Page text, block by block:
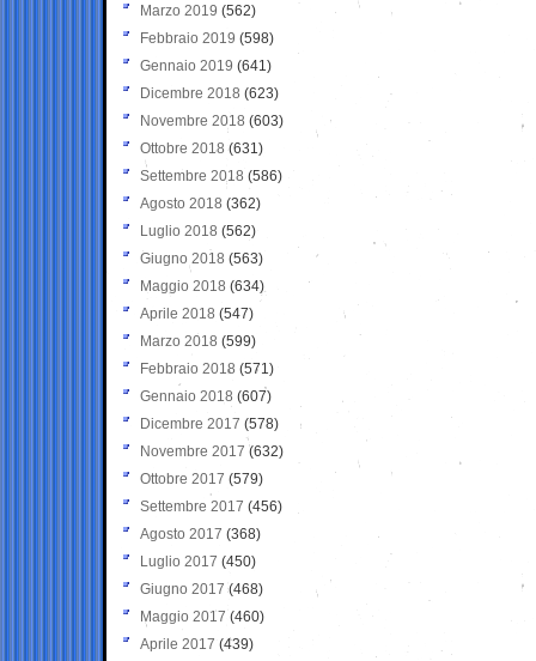
Marzo 2019 (562)
Febbraio 2019 (598)
Gennaio 2019 (641)
Dicembre 2018 (623)
Novembre 2018 (603)
Ottobre 2018 (631)
Settembre 2018 (586)
Agosto 2018 (362)
Luglio 2018 (562)
Giugno 2018 (563)
Maggio 2018 (634)
Aprile 2018 (547)
Marzo 2018 (599)
Febbraio 2018 (571)
Gennaio 2018 (607)
Dicembre 2017 (578)
Novembre 2017 (632)
Ottobre 2017 (579)
Settembre 2017 (456)
Agosto 2017 (368)
Luglio 2017 (450)
Giugno 2017 (468)
Maggio 2017 (460)
Aprile 2017 (439)